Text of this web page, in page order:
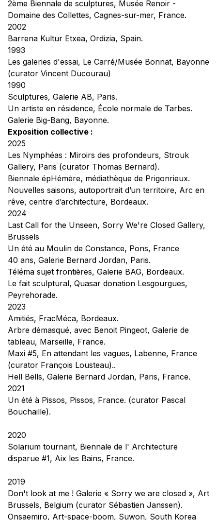
2ème Biennale de sculptures, Musée Renoir -
Domaine des Collettes, Cagnes-sur-mer, France.
2002
Barrena Kultur Etxea, Ordizia, Spain.
1993
Les galeries d'essai, Le Carré/Musée Bonnat, Bayonne
(curator Vincent Ducourau)
1990
Sculptures, Galerie AB, Paris.
Un artiste en résidence, École normale de Tarbes.
Galerie Big-Bang, Bayonne.
Exposition collective :
2025
Les Nymphéas : Miroirs des profondeurs, Strouk
Gallery, Paris (curator Thomas Bernard).
Biennale épHémère, médiathèque de Prigonrieux.
Nouvelles saisons, autoportrait d’un territoire, Arc en
rêve, centre d’architecture, Bordeaux.
2024
Last Call for the Unseen, Sorry We're Closed Gallery,
Brussels
Un été au Moulin de Constance, Pons, France
40 ans, Galerie Bernard Jordan, Paris.
Téléma sujet frontières, Galerie BAG, Bordeaux.
Le fait sculptural, Quasar donation Lesgourgues,
Peyrehorade.
2023
Amitiés, FracMéca, Bordeaux.
Arbre démasqué, avec Benoit Pingeot, Galerie de
tableau, Marseille, France.
Maxi #5, En attendant les vagues, Labenne, France
(curator François Lousteau)..
Hell Bells, Galerie Bernard Jordan, Paris, France.
2021
Un été à Pissos, Pissos, France. (curator Pascal
Bouchaille).
2020
Solarium tournant, Biennale de l' Architecture
disparue #1, Aix les Bains, France.
2019
Don't look at me ! Galerie « Sorry we are closed », Art
Brussels, Belgium (curator Sébastien Janssen).
Onsaemiro, Art-space-boom, Suwon, South Korea